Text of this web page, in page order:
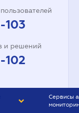
и решений
Сервисы